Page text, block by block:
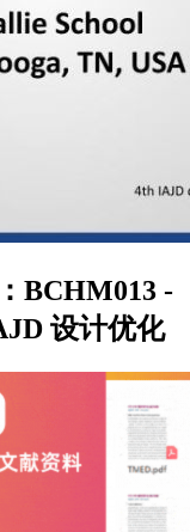
BCHM013 -
设计优化